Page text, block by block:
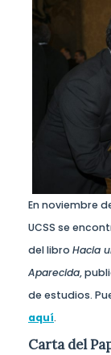
En noviembre
UCSS se
del libro Hacia
Aparecida,
de estudios.
aquí.
Carta del